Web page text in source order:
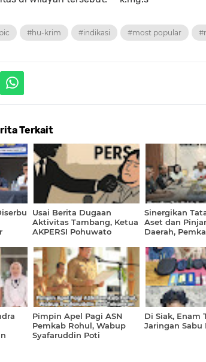
#hu-krim #indikasi #most popular
Terkait
Usai Berita Dugaan
Aktivitas Tambang, Ketua
AKPERSI Pohuwato
Ancaman via WhatsApp
Sinergikan
Aset dan
Daerah,
Berkonsultasi
Riau
Pimpin Apel Pagi ASN
Pemkab Rohul, Wabup
Syafaruddin Poti
Di Siak, Enam
Jaringan Sabu